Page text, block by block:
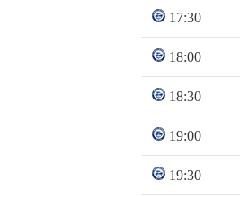
17:30
18:00
18:30
19:00
19:30